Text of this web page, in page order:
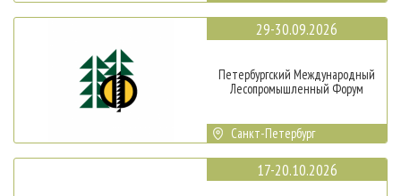
29-30.09.2026
Петербургский Международный
Лесопромышленный Форум
Санкт-Петербург
17-20.10.2026